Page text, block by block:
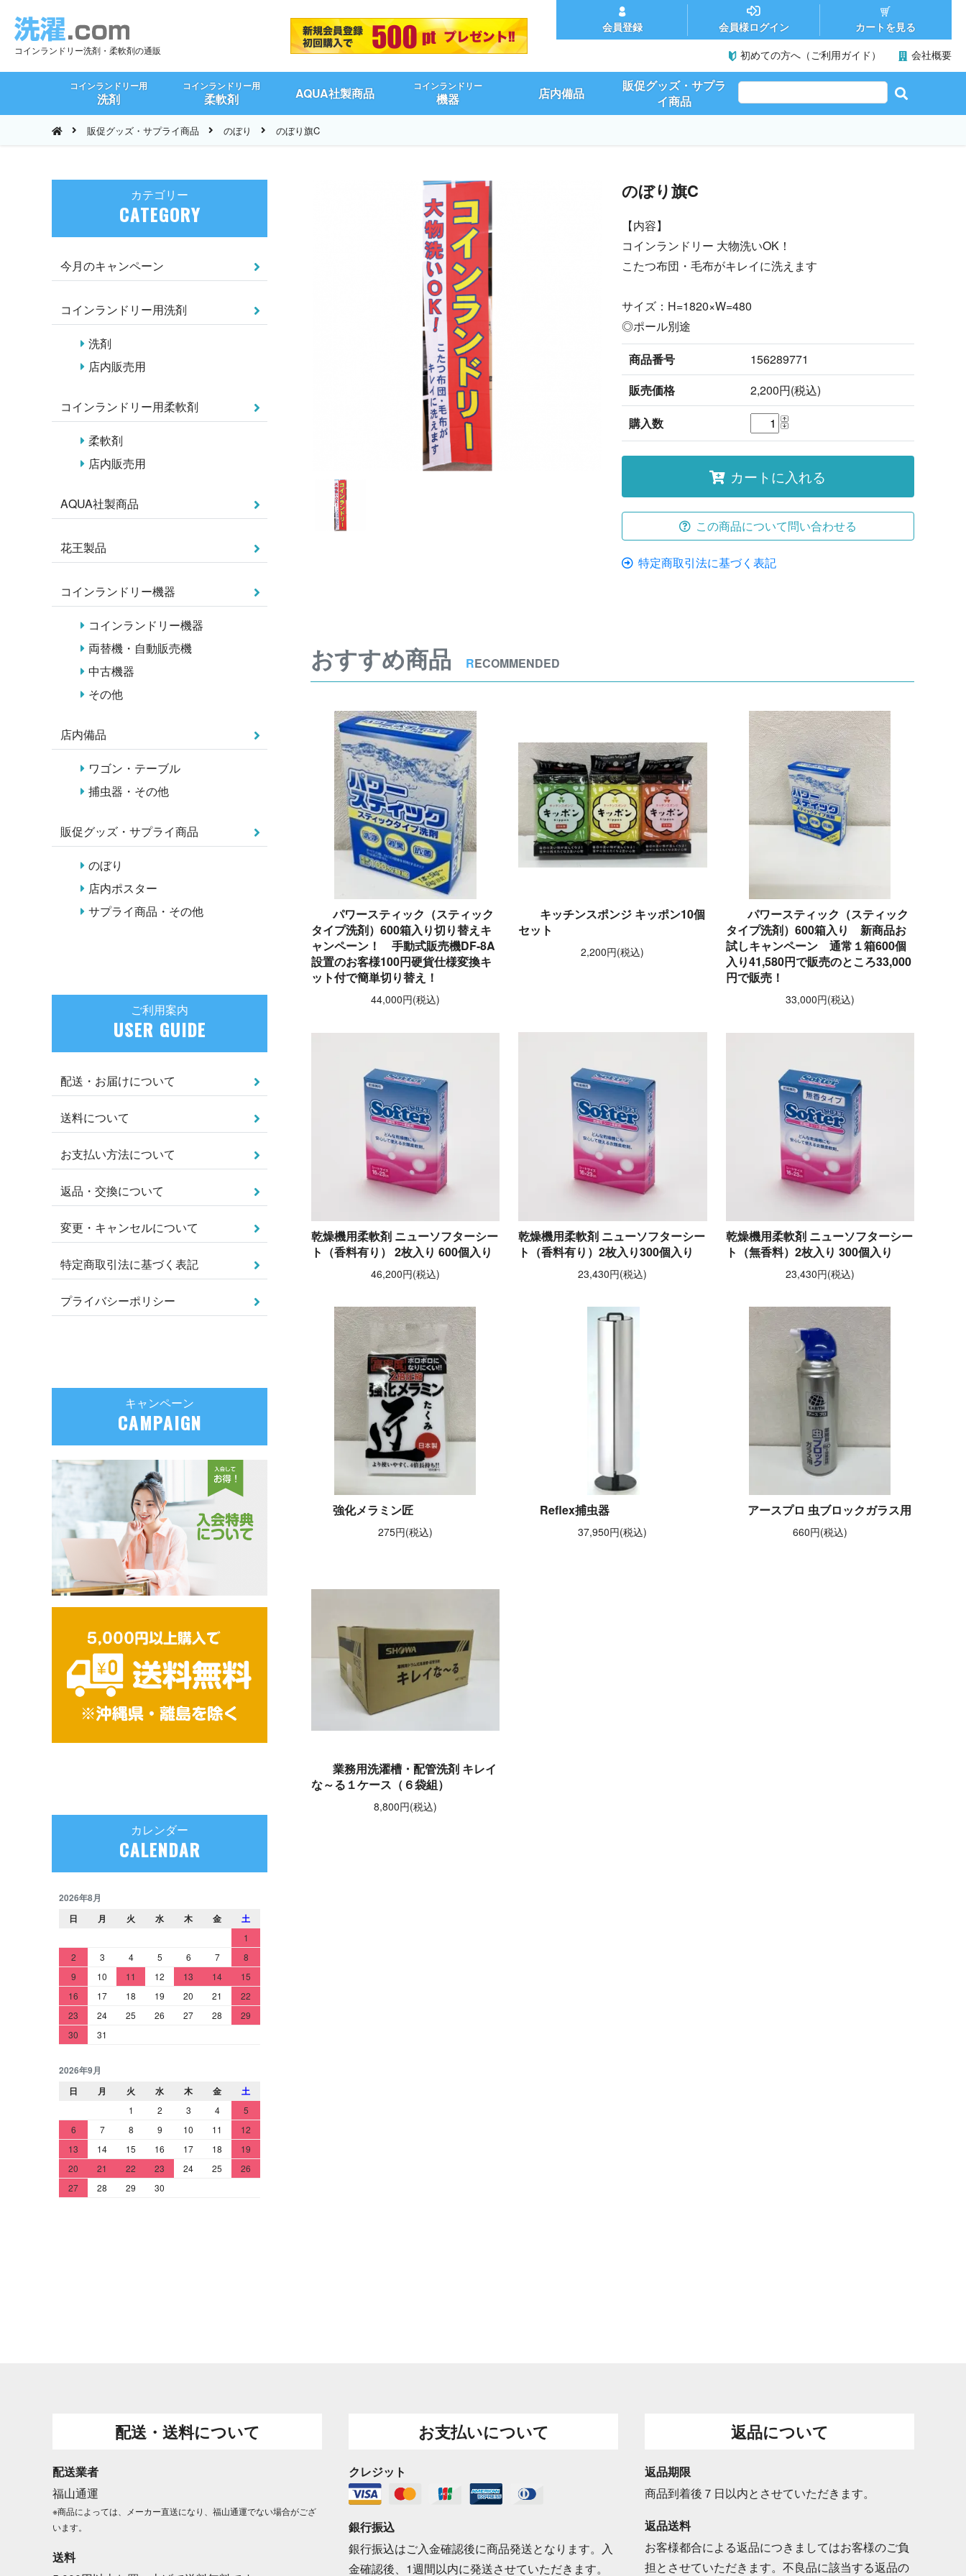
コインランドリー洗剤・柔軟剤の通販
会員登録 会員様ログイン
カートを見る
初めての方へ（ご利用ガイド）
会社概要
コインランドリー用
洗剤
コインランドリー用
柔軟剤 AQUA社製商品 コインランドリー
機器 店内備品
販促グッズ・サプラ
イ商品
販促グッズ・サプライ商品 のぼり のぼり旗C
のぼり旗C
【内容】
コインランドリー 大物洗いOK！
こたつ布団・毛布がキレイに洗えます
サイズ：H=1820×W=480
◎ポール別途
商品番号
156289771
販売価格
2,200円(税込)
購入数
カートに入れる
この商品について問い合わせる
特定商取引法に基づく表記
おすすめ商品 RECOMMENDED
パワースティック（スティック
タイプ洗剤）600箱入り切り替えキ
ャンペーン！ 手動式販売機DF-8A
設置のお客様100円硬貨仕様変換キ
ット付で簡単切り替え！
44,000円(税込)
キッチンスポンジ キッポン10個
セット
2,200円(税込)
パワースティック（スティック
タイプ洗剤）600箱入り 新商品お
試しキャンペーン 通常１箱600個
入り41,580円で販売のところ33,000
円で販売！
33,000円(税込)
乾燥機用柔軟剤 ニューソフターシー
ト（香料有り） 2枚入り 600個入り
46,200円(税込)
乾燥機用柔軟剤 ニューソフターシー
ト（香料有り）2枚入り300個入り
23,430円(税込)
乾燥機用柔軟剤 ニューソフターシー
ト（無香料）2枚入り 300個入り
23,430円(税込)
強化メラミン匠
275円(税込)
Reflex捕虫器
37,950円(税込)
アースプロ 虫ブロックガラス用
660円(税込)
業務用洗濯槽・配管洗剤 キレイ
な～る１ケース（６袋組）
8,800円(税込)
カテゴリー
CATEGORY
今月のキャンペーン
コインランドリー用洗剤
洗剤
店内販売用
コインランドリー用柔軟剤
柔軟剤
店内販売用
AQUA社製商品
花王製品
コインランドリー機器
コインランドリー機器
両替機・自動販売機
中古機器
その他
店内備品
ワゴン・テーブル
捕虫器・その他
販促グッズ・サプライ商品
のぼり
店内ポスター
サプライ商品・その他
ご利用案内
USER GUIDE
配送・お届けについて
送料について
お支払い方法について
返品・交換について
変更・キャンセルについて
特定商取引法に基づく表記
プライバシーポリシー
キャンペーン
CAMPAIGN
カレンダー
CALENDAR
2026年8月
日
月 火 水 木 金 土
1
2
3 4 5 6 7
8
9
10 11 12 13 14
15
16
17 18 19 20 21
22
23
24 25 26 27 28
29
30
31
2026年9月
日
月 火 水 木 金 土
1 2 3 4
5
6
7 8 9 10 11
12
13
14 15 16 17 18
19
20
21 22 23 24 25
26
27
28 29 30
配送・送料について
配送業者
福山通運
※商品によっては、メーカー直送になり、福山通運でない場合がござ
います。
送料
お支払いについて
クレジット
銀行振込
銀行振込はご入金確認後に商品発送となります。入
金確認後、1週間以内に発送させていただきます。
返品について
返品期限
商品到着後７日以内とさせていただきます。
返品送料
お客様都合による返品につきましてはお客様のご負
担とさせていただきます。不良品に該当する返品の